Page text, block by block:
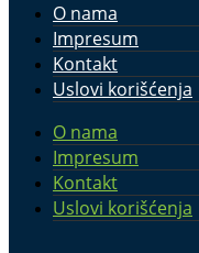
O nama
Impresum
Kontakt
Uslovi korišćenja
O nama
Impresum
Kontakt
Uslovi korišćenja